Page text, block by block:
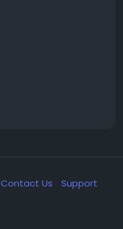
Contact Us
Support